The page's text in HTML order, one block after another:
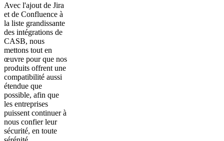
Avec l'ajout de Jira
et de Confluence à
la liste grandissante
des intégrations de
CASB, nous
mettons tout en
œuvre pour que nos
produits offrent une
compatibilité aussi
étendue que
possible, afin que
les entreprises
puissent continuer à
nous confier leur
sécurité, en toute